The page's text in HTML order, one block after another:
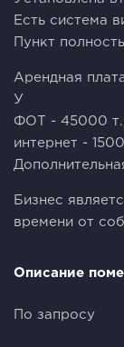
Есть система
Пункт
Арендная
У
ФОТ - 45000
интернет -
Бизнес
времени от
Описание
По запросу